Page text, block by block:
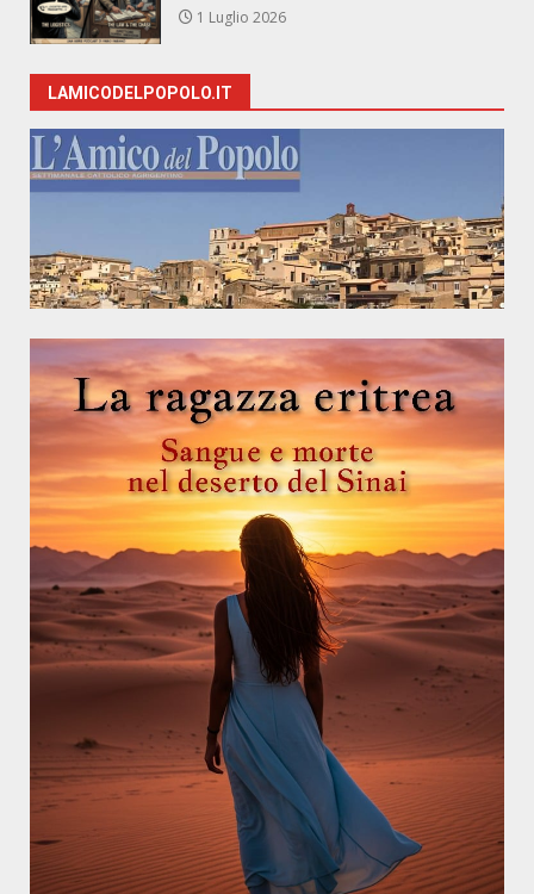
1 Luglio 2026
LAMICODELPOPOLO.IT